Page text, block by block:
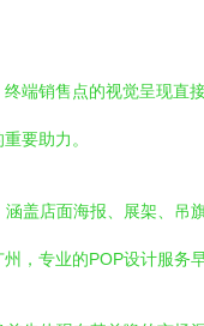
端销售点的视觉呈现直
要助力。
盖店面海报、展架、吊
，专业的POP设计服